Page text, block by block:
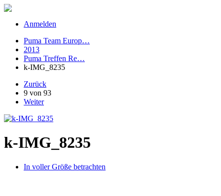
Anmelden
Puma Team Europ…
2013
Puma Treffen Re…
k-IMG_8235
Zurück
9 von 93
Weiter
k-IMG_8235
In voller Größe betrachten